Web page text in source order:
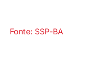
Fonte: SSP-BA